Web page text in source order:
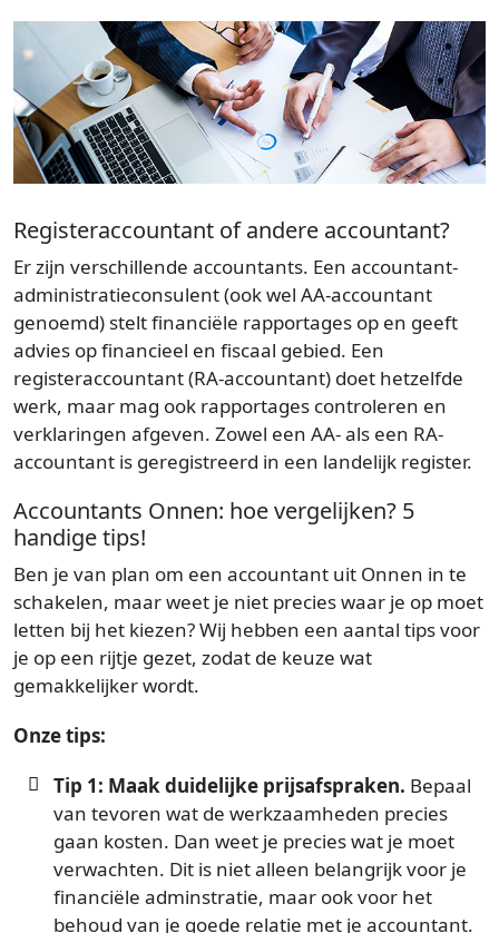
Registeraccountant of andere accountant?
Er zijn verschillende accountants. Een accountant-
administratieconsulent (ook wel AA-accountant
genoemd) stelt financiële rapportages op en geeft
advies op financieel en fiscaal gebied. Een
registeraccountant (RA-accountant) doet hetzelfde
werk, maar mag ook rapportages controleren en
verklaringen afgeven. Zowel een AA- als een RA-
accountant is geregistreerd in een landelijk register.
Accountants Onnen: hoe vergelijken? 5
handige tips!
Ben je van plan om een accountant uit Onnen in te
schakelen, maar weet je niet precies waar je op moet
letten bij het kiezen? Wij hebben een aantal tips voor
je op een rijtje gezet, zodat de keuze wat
gemakkelijker wordt.
Onze tips:
Tip 1: Maak duidelijke prijsafspraken. Bepaal
van tevoren wat de werkzaamheden precies
gaan kosten. Dan weet je precies wat je moet
verwachten. Dit is niet alleen belangrijk voor je
financiële adminstratie, maar ook voor het
behoud van je goede relatie met je accountant.